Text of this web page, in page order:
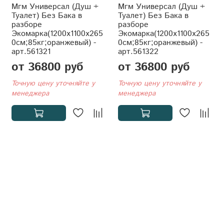
Мгм Универсал (Душ +
Туалет) Без Бака в
разборе
Экомарка(1200x1100x265
0см;85кг;оранжевый) -
арт.561321
от 36800 руб
Точную цену уточняйте у
менеджера
Мгм Универсал (Душ +
Туалет) Без Бака в
разборе
Экомарка(1200x1100x265
0см;85кг;оранжевый) -
арт.561322
от 36800 руб
Точную цену уточняйте у
менеджера